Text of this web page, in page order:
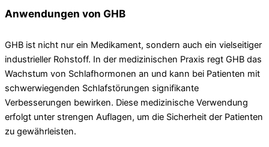
Anwendungen von GHB
GHB ist nicht nur ein Medikament, sondern auch ein vielseitiger
industrieller Rohstoff. In der medizinischen Praxis regt GHB das
Wachstum von Schlafhormonen an und kann bei Patienten mit
schwerwiegenden Schlafstörungen signifikante
Verbesserungen bewirken. Diese medizinische Verwendung
erfolgt unter strengen Auflagen, um die Sicherheit der Patienten
zu gewährleisten.